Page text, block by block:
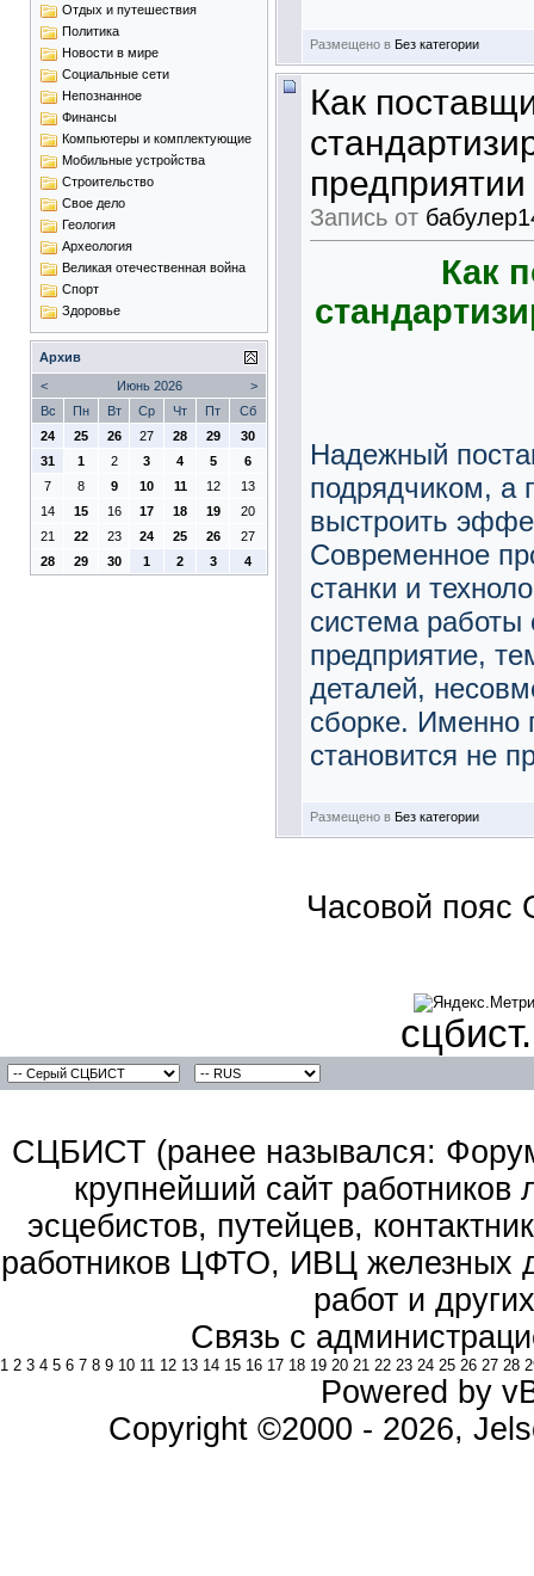
Размещено в Без категории
Как
предприятии
Запись от
Как
Надежный
подрядчиком, а
выстроить
Современное
станки и
система
предприятие,
деталей,
сборке. Именно
становится не
Размещено в Без категории
Отдых и путешествия
Политика
Новости в мире
Социальные сети
Непознанное
Финансы
Компьютеры и комплектующие
Мобильные устройства
Строительство
Свое дело
Геология
Археология
Великая отечественная война
Спорт
Здоровье
Архив
<
>
Июнь 2026
Вс
Пн Вт Ср Чт Пт
Сб
24
25 26 27 28 29
30
31
1 2 3 4 5
6
7
8 9 10 11 12
13
14
15 16 17 18 19
20
21
22 23 24 25 26
27
28
29 30 1 2 3 4
Часовой пояс
СЦБИСТ (ранее назывался:
крупнейший сайт работников
эсцебистов, путейцев,
работников ЦФТО, ИВЦ железных
работ и
Связь с
1 2 3 4 5 6 7 8 9 10 11 12 13 14 15 16 17 18 19 20 21 22 23 24 25 26 27 28
Powered by
Copyright ©2000 - 2026,